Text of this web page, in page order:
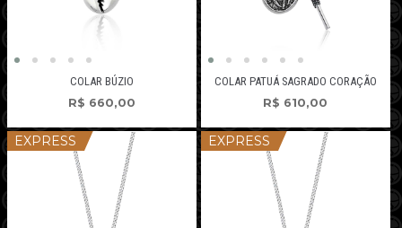
COLAR BÚZIO
R$ 660,00
COLAR PATUÁ SAGRADO CORAÇÃO
R$ 610,00
EXPRESS EXPRESS